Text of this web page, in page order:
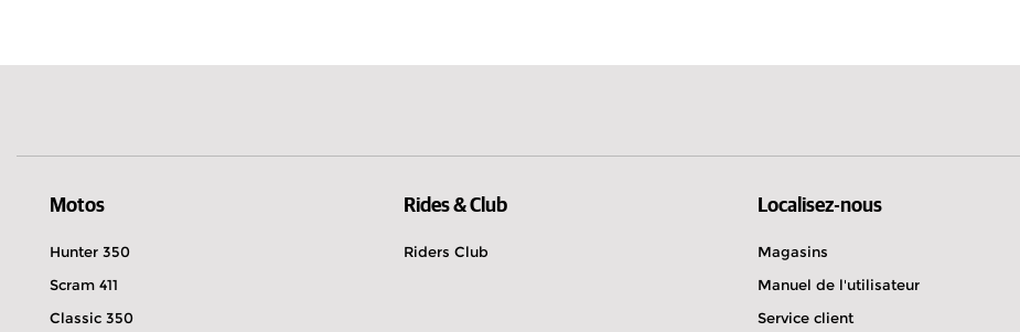
Motos
Hunter 350
Scram 411
Classic 350
Rides & Club
Riders Club
Localisez-nous
Magasins
Manuel de l'utilisateur
Service client